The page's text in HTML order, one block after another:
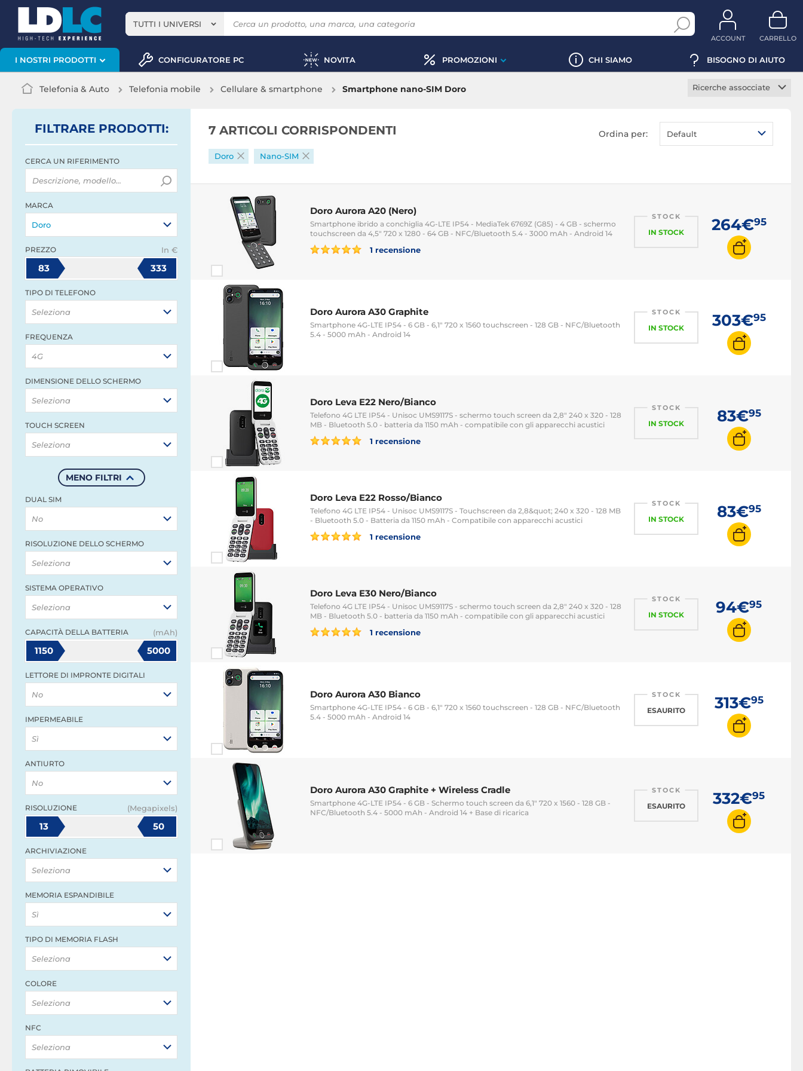
TUTTI I UNIVERSI
ACCOUNT CARRELLO
I NOSTRI PRODOTTI CONFIGURATORE PC NOVITA PROMOZIONI CHI SIAMO BISOGNO DI AIUTO
Telefonia & Auto Telefonia mobile Cellulare & smartphone Smartphone nano-SIM Doro
Ricerche assocciate
Smartphone gaming
Smartphone
iPhone 16
iPhone 17
FILTRARE PRODOTTI:
CERCA UN RIFERIMENTO
MARCA
Doro
PREZZO In €
83 333
TIPO DI TELEFONO
Seleziona
FREQUENZA
4G
DIMENSIONE DELLO SCHERMO
Seleziona
TOUCH SCREEN
Seleziona
MENO FILTRI
DUAL SIM
No
RISOLUZIONE DELLO SCHERMO
Seleziona
SISTEMA OPERATIVO
Seleziona
CAPACITÀ DELLA BATTERIA (mAh)
1150 5000
LETTORE DI IMPRONTE DIGITALI
No
IMPERMEABILE
Sì
ANTIURTO
No
RISOLUZIONE (Megapixels)
13 50
ARCHIVIAZIONE
Seleziona
MEMORIA ESPANDIBILE
Sì
TIPO DI MEMORIA FLASH
Seleziona
COLORE
Seleziona
NFC
Seleziona
7 ARTICOLI CORRISPONDENTI Ordina per: Default
Doro Nano-SIM
Doro Aurora A20 (Nero)
Smartphone ibrido a conchiglia 4G-LTE IP54 - MediaTek 6769Z (G85) - 4 GB - schermo
touchscreen da 4,5" 720 x 1280 - 64 GB - NFC/Bluetooth 5.4 - 3000 mAh - Android 14
1 recensione
STOCK
IN STOCK 264€95
Doro Aurora A30 Graphite
Smartphone 4G-LTE IP54 - 6 GB - 6,1" 720 x 1560 touchscreen - 128 GB - NFC/Bluetooth
5.4 - 5000 mAh - Android 14
STOCK
IN STOCK 303€95
Doro Leva E22 Nero/Bianco
Telefono 4G LTE IP54 - Unisoc UMS9117S - schermo touch screen da 2,8" 240 x 320 - 128
MB - Bluetooth 5.0 - batteria da 1150 mAh - compatibile con gli apparecchi acustici
1 recensione
STOCK
IN STOCK 83€95
Doro Leva E22 Rosso/Bianco
Telefono 4G LTE IP54 - Unisoc UMS9117S - Touchscreen da 2,8&quot; 240 x 320 - 128 MB
- Bluetooth 5.0 - Batteria da 1150 mAh - Compatibile con apparecchi acustici
1 recensione
STOCK
IN STOCK 83€95
Doro Leva E30 Nero/Bianco
Telefono 4G LTE IP54 - Unisoc UMS9117S - schermo touch screen da 2,8" 240 x 320 - 128
MB - Bluetooth 5.0 - batteria da 1150 mAh - compatibile con gli apparecchi acustici
1 recensione
STOCK
IN STOCK 94€95
Doro Aurora A30 Bianco
Smartphone 4G-LTE IP54 - 6 GB - 6,1" 720 x 1560 touchscreen - 128 GB - NFC/Bluetooth
5.4 - 5000 mAh - Android 14
STOCK
ESAURITO 313€95
Doro Aurora A30 Graphite + Wireless Cradle
Smartphone 4G-LTE IP54 - 6 GB - Schermo touch screen da 6,1" 720 x 1560 - 128 GB -
NFC/Bluetooth 5.4 - 5000 mAh - Android 14 + Base di ricarica
STOCK
ESAURITO 332€95